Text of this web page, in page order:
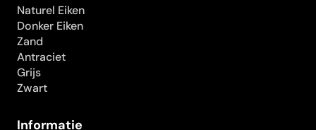
Naturel Eiken
Donker Eiken
Zand
Antraciet
Grijs
Zwart
Informatie